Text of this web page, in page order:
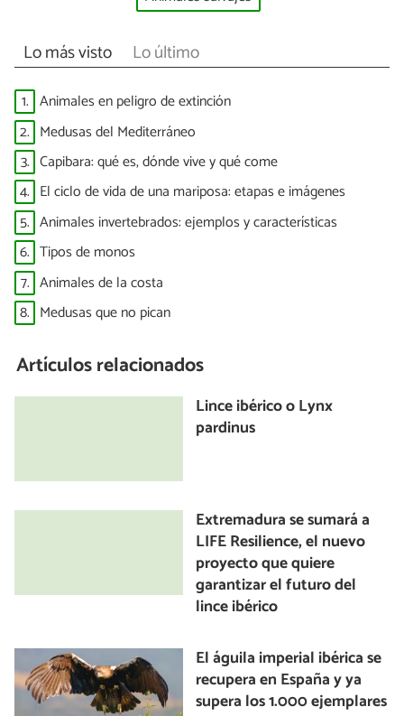
Lo más visto Lo último
1. Animales en peligro de extinción
2. Medusas del Mediterráneo
3. Capibara: qué es, dónde vive y qué come
4. El ciclo de vida de una mariposa: etapas e imágenes
5. Animales invertebrados: ejemplos y características
6. Tipos de monos
7. Animales de la costa
8. Medusas que no pican
Artículos relacionados
Lince ibérico o Lynx
pardinus
Extremadura se sumará a
LIFE Resilience, el nuevo
proyecto que quiere
garantizar el futuro del
lince ibérico
El águila imperial ibérica se
recupera en España y ya
supera los 1.000 ejemplares